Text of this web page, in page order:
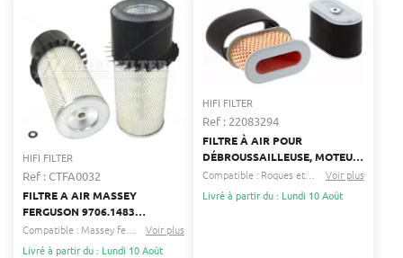
HIFI FILTER
Ref : CTFA0032
FILTRE A AIR MASSEY
FERGUSON 9706.1483
PA1907FN
Compatible : Grillo
Voir plus
Livré à partir du : Lundi 10 Août
HIFI FILTER
Ref : 22083294
FILTRE À AIR POUR
DÉBROUSSAILLEUSE, MOTEUR,
TONDEUSE GABY, HERKULES,
HONDA HIFI FILTER 101-258
Compatible : Roques et lecoeur Verts loisirs
Voir plus
Livré à partir du : Lundi 10 Août